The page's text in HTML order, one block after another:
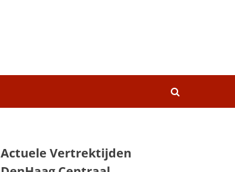
Actuele Vertrektijden